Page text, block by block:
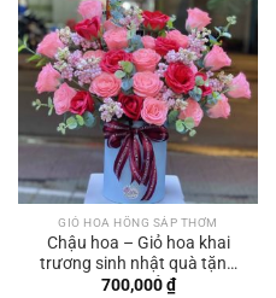
GIỎ HOA HỒNG SÁP THƠM
Chậu hoa – Giỏ hoa khai
trương sinh nhật quà tặng
sang chảnh
700,000₫